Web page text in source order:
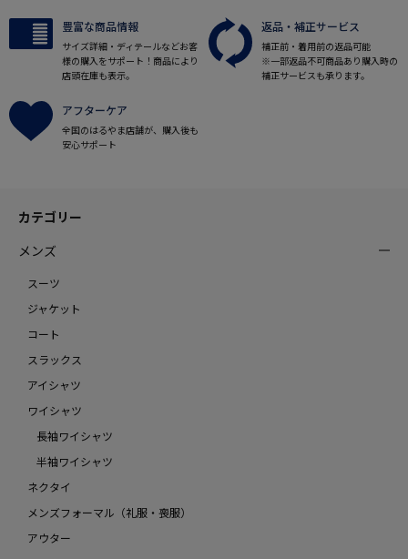
豊富な商品情報
サイズ詳細・ディテールなどお客
様の購入をサポート！商品により
店頭在庫も表示。
返品・補正サービス
補正前・着用前の返品可能
※一部返品不可商品あり購入時の
補正サービスも承ります。
アフターケア
全国のはるやま店舗が、購入後も
安心サポート
カテゴリー
メンズ
スーツ
ジャケット
コート
スラックス
アイシャツ
ワイシャツ
長袖ワイシャツ
半袖ワイシャツ
ネクタイ
メンズフォーマル（礼服・喪服）
アウター